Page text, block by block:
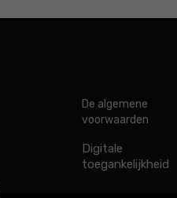
De algemene
voorwaarden
Digitale
toegankelijkheid